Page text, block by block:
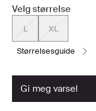
Velg størrelse
L XL
størrelsesguide
gi meg varsel